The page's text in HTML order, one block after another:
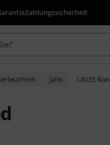
Zahlungssicherheit
Jahn L4035